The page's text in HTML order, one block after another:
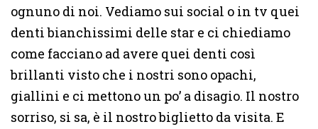
ognuno di noi. Vediamo sui social o in tv quei
denti bianchissimi delle star e ci chiediamo
come facciano ad avere quei denti così
brillanti visto che i nostri sono opachi,
giallini e ci mettono un po’ a disagio. Il nostro
sorriso, si sa, è il nostro biglietto da visita. E